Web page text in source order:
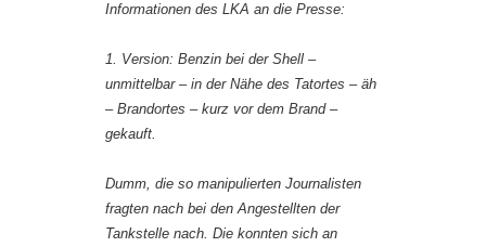
Informationen des LKA an die Presse:
1. Version: Benzin bei der Shell –
unmittelbar – in der Nähe des Tatortes – äh
– Brandortes – kurz vor dem Brand –
gekauft.
Dumm, die so manipulierten Journalisten
fragten nach bei den Angestellten der
Tankstelle nach. Die konnten sich an